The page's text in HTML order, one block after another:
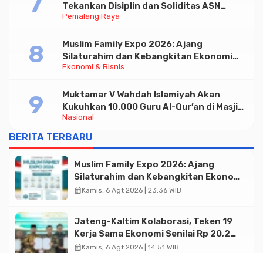
Pemalang Raya
Tekankan Disiplin dan Soliditas ASN
untuk Pelayanan Publik
Ekonomi & Bisnis
Muslim Family Expo 2026: Ajang
Silaturahim dan Kebangkitan Ekonomi
Halal di Jakarta
Nasional
Muktamar V Wahdah Islamiyah Akan
Kukuhkan 10.000 Guru Al-Qur’an di Masjid
Istiqlal
BERITA TERBARU
Muslim Family Expo 2026: Ajang
Silaturahim dan Kebangkitan Ekonomi
Halal di Jakarta
calendar_monthKamis, 6 Agt 2026 | 23:36 WIB
Jateng-Kaltim Kolaborasi, Teken 19
Kerja Sama Ekonomi Senilai Rp 20,2
Triliun
calendar_monthKamis, 6 Agt 2026 | 14:51 WIB